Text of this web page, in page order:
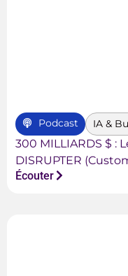
Podcast IA &
300 MILLIARDS $ :
DISRUPTER
Écouter